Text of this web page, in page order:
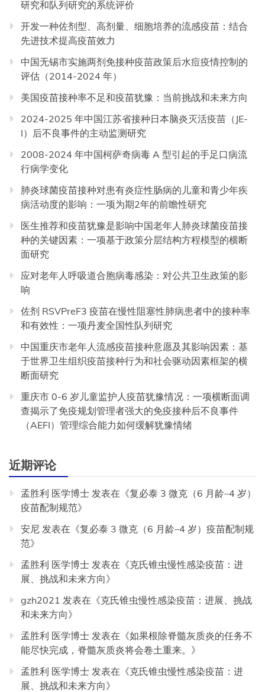
研究和队列研究的系统评价
开发一种佐剂型、高剂量、细胞培养的流感疫苗：结合
先进技术提高疫苗效力
中国无锡市实施两剂免接种疫苗政策后水痘疫情控制的
评估（2014-2024 年）
美国疫苗接种率不足和疫苗犹豫：当前挑战和未来方向
2024-2025 年中国江苏省接种日本脑炎灭活疫苗（JE-
I）后不良事件的主动监测研究
2008-2024 年中国柯萨奇病毒 A 型引起的手足口病流
行病学变化
肺炎球菌疫苗接种对患有炎症性肠病的儿童和青少年疾
病活动度的影响：一项为期2年的前瞻性研究
医生推荐和疫苗犹豫是影响中国老年人肺炎球菌疫苗接
种的关键因素：一项基于政策分层结构方程模型的横断
面研究
应对老年人呼吸道合胞病毒感染：对公共卫生政策的影
响
佐剂 RSVPreF3 疫苗在慢性阻塞性肺病患者中的接种率
和有效性：一项丹麦全国性队列研究
中国重庆市老年人流感疫苗接种意愿及其影响因素：基
于世界卫生组织疫苗接种行为和社会驱动因素框架的横
断面研究
重庆市 0-6 岁儿童监护人疫苗犹豫情况：一项横断面调
查揭示了免疫规划管理者强大的免疫接种后不良事件
（AEFI）管理综合能力如何缓解犹豫情绪
近期评论
孟胜利 医学博士 发表在《复必泰 3 微克（6 月龄–4 岁）
疫苗配制规范》
安尼 发表在《复必泰 3 微克（6 月龄–4 岁）疫苗配制规
范》
孟胜利 医学博士 发表在《克氏锥虫慢性感染疫苗：进
展、挑战和未来方向》
gzh2021 发表在《克氏锥虫慢性感染疫苗：进展、挑战
和未来方向》
孟胜利 医学博士 发表在《如果根除脊髓灰质炎的任务不
能尽快完成，脊髓灰质炎将会卷土重来。 》
孟胜利 医学博士 发表在《克氏锥虫慢性感染疫苗：进
展、挑战和未来方向》